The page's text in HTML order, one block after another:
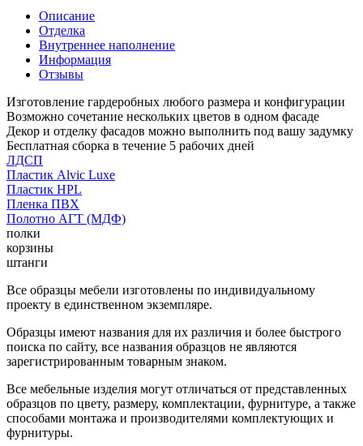
Описание
Отделка
Внутреннее наполнение
Информация
Отзывы
Изготовление гардеробных любого размера и конфигурации
Возможно сочетание нескольких цветов в одном фасаде
Декор и отделку фасадов можно выполнить под вашу задумку
Бесплатная сборка в течение 5 рабочих дней
ЛДСП
Пластик Alvic Luxe
Пластик HPL
Пленка ПВХ
Полотно АГТ (МДФ)
полки
корзины
штанги
Все образцы мебели изготовлены по индивидуальному
проекту в единственном экземпляре.
Образцы имеют названия для их различия и более быстрого
поиска по сайту, все названия образцов не являются
зарегистрированным товарным знаком.
Все мебельные изделия могут отличаться от представленных
образцов по цвету, размеру, комплектации, фурнитуре, а также
способами монтажа и производителями комплектующих и
фурнитуры.